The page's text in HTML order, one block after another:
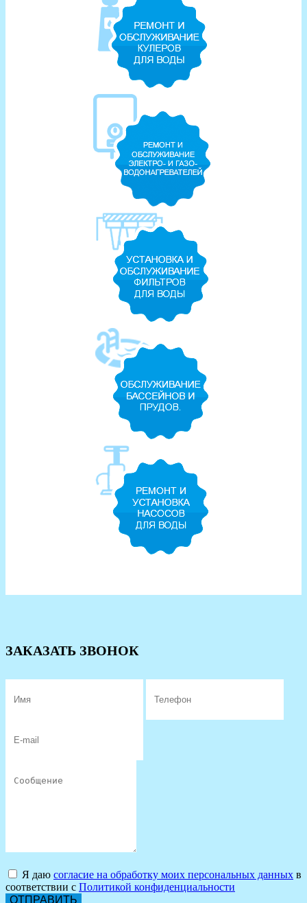
ЗАКАЗАТЬ ЗВОНОК
Я даю согласие на обработку моих персональных данных в
соответствии с Политикой конфиденциальности
ОТПРАВИТЬ